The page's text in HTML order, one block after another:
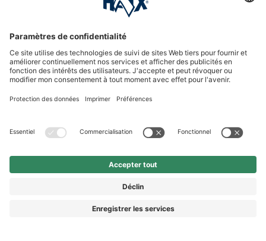
7,90 €
0.1 kilos )
HAIX Group
Shop Service
Suivez-nous
© 2026 HAIX GROUP